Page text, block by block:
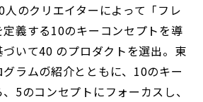
のクリエイターによって「フレ
義する10のキーコンセプトを導
いて40 のプロダクトを選出。東
ラムの゙紹介とともに、10のキー
5のコンセプトにフォーカスし、